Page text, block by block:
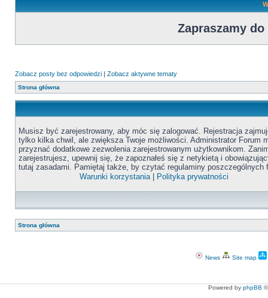
Zapraszamy do
Zobacz posty bez odpowiedzi | Zobacz aktywne tematy
Strona główna
Musisz być zarejestrowany, aby móc się zalogować. Rejestracja
tylko kilka chwil, ale zwiększa Twoje możliwości. Administrator Forum
przyznać dodatkowe zezwolenia zarejestrowanym użytkownikom.
zarejestrujesz, upewnij się, że zapoznałeś się z netykietą i
tutaj zasadami. Pamiętaj także, by czytać regulaminy poszczególnych
Warunki korzystania| Polityka prywatności
Strona główna
News Site map
Powered by phpBB